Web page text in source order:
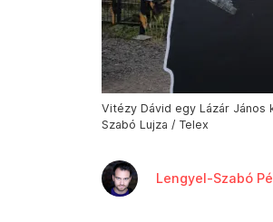
Vitézy Dávid egy Lázár János
Szabó Lujza / Telex
Lengyel-Szabó